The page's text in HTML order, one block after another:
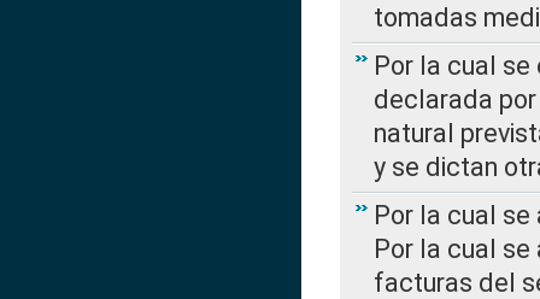
tomadas
Por la cual
declarada
natural
y se dictan
Por la cual se
Por la cual
facturas del